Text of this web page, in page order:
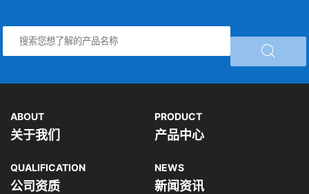

ABOUT
关于我们
PRODUCT
产品中心
QUALIFICATION
公司资质
NEWS
新闻资讯